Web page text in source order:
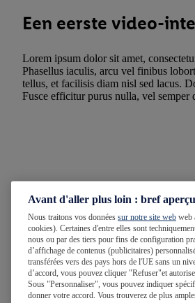
Een eerste video-
Lorem ipsum dolor sit amet,
Phasellus iaculis, arcu vel finibus
tellus, et facilisis diam nisl sed lacus.
Fusce efficitur purus nulla, vel semper
Je presenteert een
Lorem ipsum dolor sit amet,
Phasellus iaculis, arcu vel finibus
tellus, et facilisis diam nisl sed lacus.
Fusce efficitur purus nulla, vel semper
Avant d'aller plus loin : bref
Nous traitons vos données sur notre site web web
cookies). Certaines d'entre elles sont
nous ou par des tiers pour fins de configuration
d’affichage de contenus (publicitaires)
transférées vers des pays hors de l'UE sans un
d’accord, vous pouvez cliquer "Refuser"et
Sous "Personnaliser", vous pouvez indiquer
donner votre accord. Vous trouverez de plus